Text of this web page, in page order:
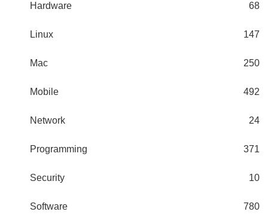
Hardware 68
Linux 147
Mac 250
Mobile 492
Network 24
Programming 371
Security 10
Software 780